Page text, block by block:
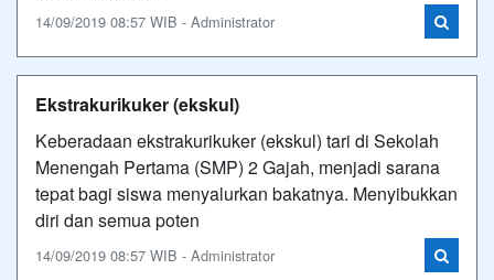
14/09/2019 08:57 WIB - Administrator
Ekstrakurikuker (ekskul)
Keberadaan ekstrakurikuker (ekskul) tari di Sekolah
Menengah Pertama (SMP) 2 Gajah, menjadi sarana
tepat bagi siswa menyalurkan bakatnya. Menyibukkan
diri dan semua poten
14/09/2019 08:57 WIB - Administrator